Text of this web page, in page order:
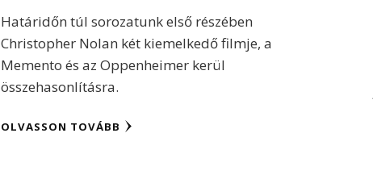
Határidőn túl sorozatunk első részében
Christopher Nolan két kiemelkedő filmje, a
Memento és az Oppenheimer kerül
összehasonlításra.
OLVASSON TOVÁBB